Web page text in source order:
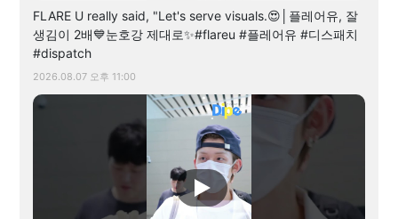
FLARE U really said, "Let's serve visuals.😍│플레어유, 잘
생김이 2배💙눈호강 제대로✨#flareu #플레어유 #디스패치
#dispatch
2026.08.07 오후 11:00